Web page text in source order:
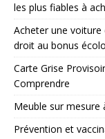
les plus fiables à
Acheter une
droit au bonus
Carte Grise
Comprendre
Meuble sur
Prévention et